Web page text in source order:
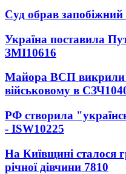
Суд обрав запобіжний
Україна поставила
ЗМІ10616
Майора ВСП викрили
військовому в СЗЧ
РФ створила
- ISW10225
На Київщині сталося
річної дівчини 7810